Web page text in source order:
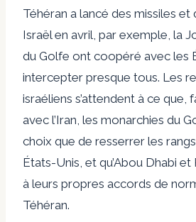
Téhéran a lancé des missiles et
Israël en avril, par exemple, la
du Golfe ont coopéré avec les
intercepter presque tous. Les
israéliens s’attendent à ce que,
avec l’Iran, les monarchies du
choix que de resserrer les
États-Unis, et qu’Abou Dhabi
à leurs propres accords de
Téhéran.